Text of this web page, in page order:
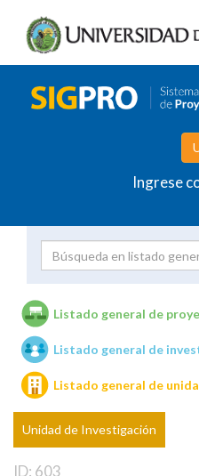
Ingrese
Unidades de
Listado general de
Listado general de
Listado general de
Unidad de Investigación
ID: 603